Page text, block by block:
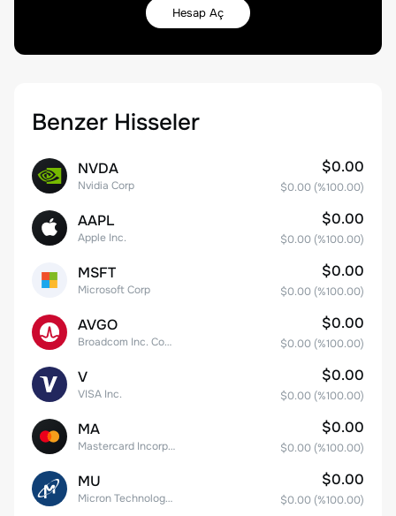
Hesap Aç
Benzer Hisseler
NVDA
Nvidia Corp
$0.00
$0.00 (%100.00)
AAPL
Apple Inc.
$0.00
$0.00 (%100.00)
MSFT
Microsoft Corp
$0.00
$0.00 (%100.00)
AVGO
Broadcom Inc. Common Stock
$0.00
$0.00 (%100.00)
V
VISA Inc.
$0.00
$0.00 (%100.00)
MA
Mastercard Incorporated
$0.00
$0.00 (%100.00)
MU
Micron Technology, Inc.
$0.00
$0.00 (%100.00)